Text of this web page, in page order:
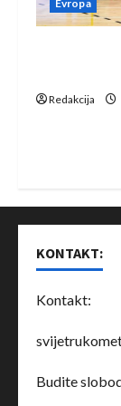
Evropa
Redakcija
KONTAKT:
Kontakt:
Budite